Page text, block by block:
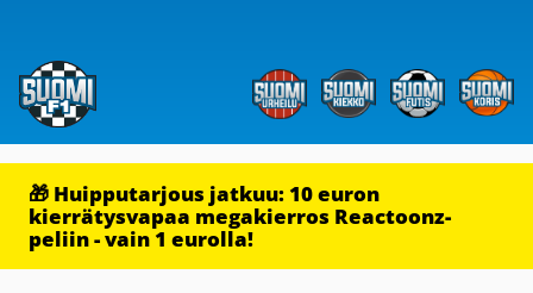
🎁 Huipputarjous jatkuu: 10 euron
kierrätysvapaa megakierros Reactoonz-
peliin - vain 1 eurolla!